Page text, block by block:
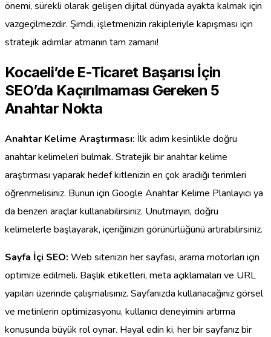
önemi, sürekli olarak gelişen dijital dünyada ayakta kalmak için
vazgeçilmezdir. Şimdi, işletmenizin rakipleriyle kapışması için
stratejik adımlar atmanın tam zamanı!
Kocaeli’de E-Ticaret Başarısı İçin
SEO’da Kaçırılmaması Gereken 5
Anahtar Nokta
Anahtar Kelime Araştırması: İlk adım kesinlikle doğru
anahtar kelimeleri bulmak. Stratejik bir anahtar kelime
araştırması yaparak hedef kitlenizin en çok aradığı terimleri
öğrenmelisiniz. Bunun için Google Anahtar Kelime Planlayıcı ya
da benzeri araçlar kullanabilirsiniz. Unutmayın, doğru
kelimelerle başlayarak, içeriğinizin görünürlüğünü artırabilirsiniz.
Sayfa İçi SEO: Web sitenizin her sayfası, arama motorları için
optimize edilmeli. Başlık etiketleri, meta açıklamaları ve URL
yapıları üzerinde çalışmalısınız. Sayfanızda kullanacağınız görsel
ve metinlerin optimizasyonu, kullanıcı deneyimini artırma
konusunda büyük rol oynar. Hayal edin ki, her bir sayfanız bir